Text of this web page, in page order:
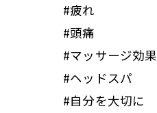
#疲れ
#頭痛
#マッサージ効果
#ヘッドスパ
#自分を大切に